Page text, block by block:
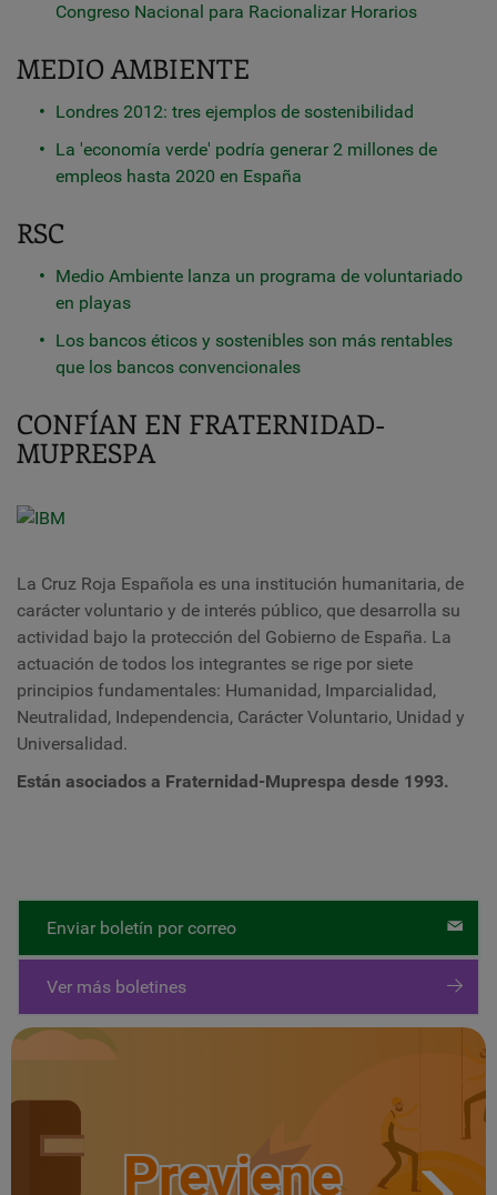
Congreso Nacional para Racionalizar Horarios
MEDIO AMBIENTE
Londres 2012: tres ejemplos de sostenibilidad
La 'economía verde' podría generar 2 millones de
empleos hasta 2020 en España
RSC
Medio Ambiente lanza un programa de voluntariado
en playas
Los bancos éticos y sostenibles son más rentables
que los bancos convencionales
CONFÍAN EN FRATERNIDAD-
MUPRESPA
La Cruz Roja Española es una institución humanitaria, de
carácter voluntario y de interés público, que desarrolla su
actividad bajo la protección del Gobierno de España. La
actuación de todos los integrantes se rige por siete
principios fundamentales: Humanidad, Imparcialidad,
Neutralidad, Independencia, Carácter Voluntario, Unidad y
Universalidad.
Están asociados a Fraternidad-Muprespa desde 1993.
Enviar boletín por correo
Ver más boletines
Previene